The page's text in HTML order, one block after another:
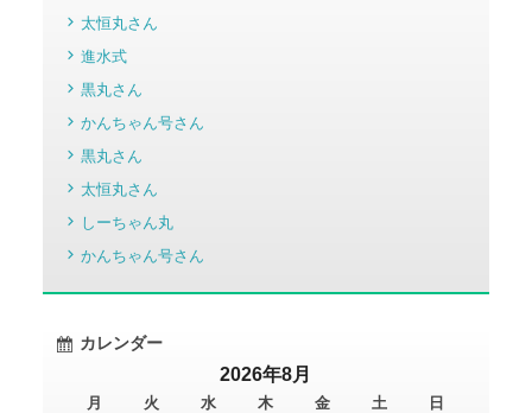
太恒丸さん
進水式
黒丸さん
かんちゃん号さん
黒丸さん
太恒丸さん
しーちゃん丸
かんちゃん号さん
カレンダー
2026年8月
月 火 水 木 金 土 日